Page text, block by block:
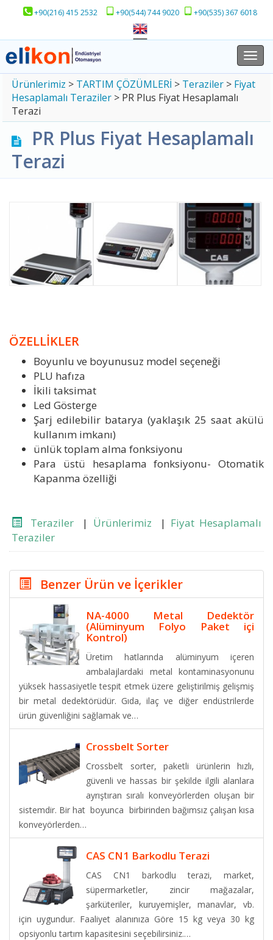
+90(216) 415 2532 +90(544) 744 9020 +90(535) 367 6018
Ürünlerimiz > TARTIM ÇÖZÜMLERİ > Teraziler > Fiyat
Hesaplamalı Teraziler > PR Plus Fiyat Hesaplamalı
Terazi
PR Plus Fiyat Hesaplamalı
Terazi
ÖZELLİKLER
Boyunlu ve boyunusuz model seçeneği
PLU hafıza
İkili taksimat
Led Gösterge
Şarj edilebilir batarya (yaklaşık 25 saat akülü
kullanım imkanı)
ünlük toplam alma fonksiyonu
Para üstü hesaplama fonksiyonu- Otomatik
Kapanma özelliği
Teraziler | Ürünlerimiz | Fiyat Hesaplamalı
Teraziler
Benzer Ürün ve İçerikler
NA-4000 Metal Dedektör
(Alüminyum Folyo Paket içi
Kontrol)
Üretim hatlarında alüminyum içeren
ambalajlardaki metal kontaminasyonunu
yüksek hassasiyetle tespit etmek üzere geliştirilmiş gelişmiş
bir metal dedektörüdür. Gıda, ilaç ve diğer endüstrilerde
ürün güvenliğini sağlamak ve…
Crossbelt Sorter
Crossbelt sorter, paketli ürünlerin hızlı,
güvenli ve hassas bir şekilde ilgili alanlara
ayrıştıran sıralı konveyörlerden oluşan bir
sistemdir. Bir hat boyunca birbirinden bağımsız çalışan kısa
konveyörlerden…
CAS CN1 Barkodlu Terazi
CAS CN1 barkodlu terazi, market,
süpermarketler, zincir mağazalar,
şarküteriler, kuruyemişler, manavlar, vb.
için uygundur. Faaliyet alanınıza Göre 15 kg veya 30 kg
opsiyonlu tartım kapasitesini seçebilirsiniz.…